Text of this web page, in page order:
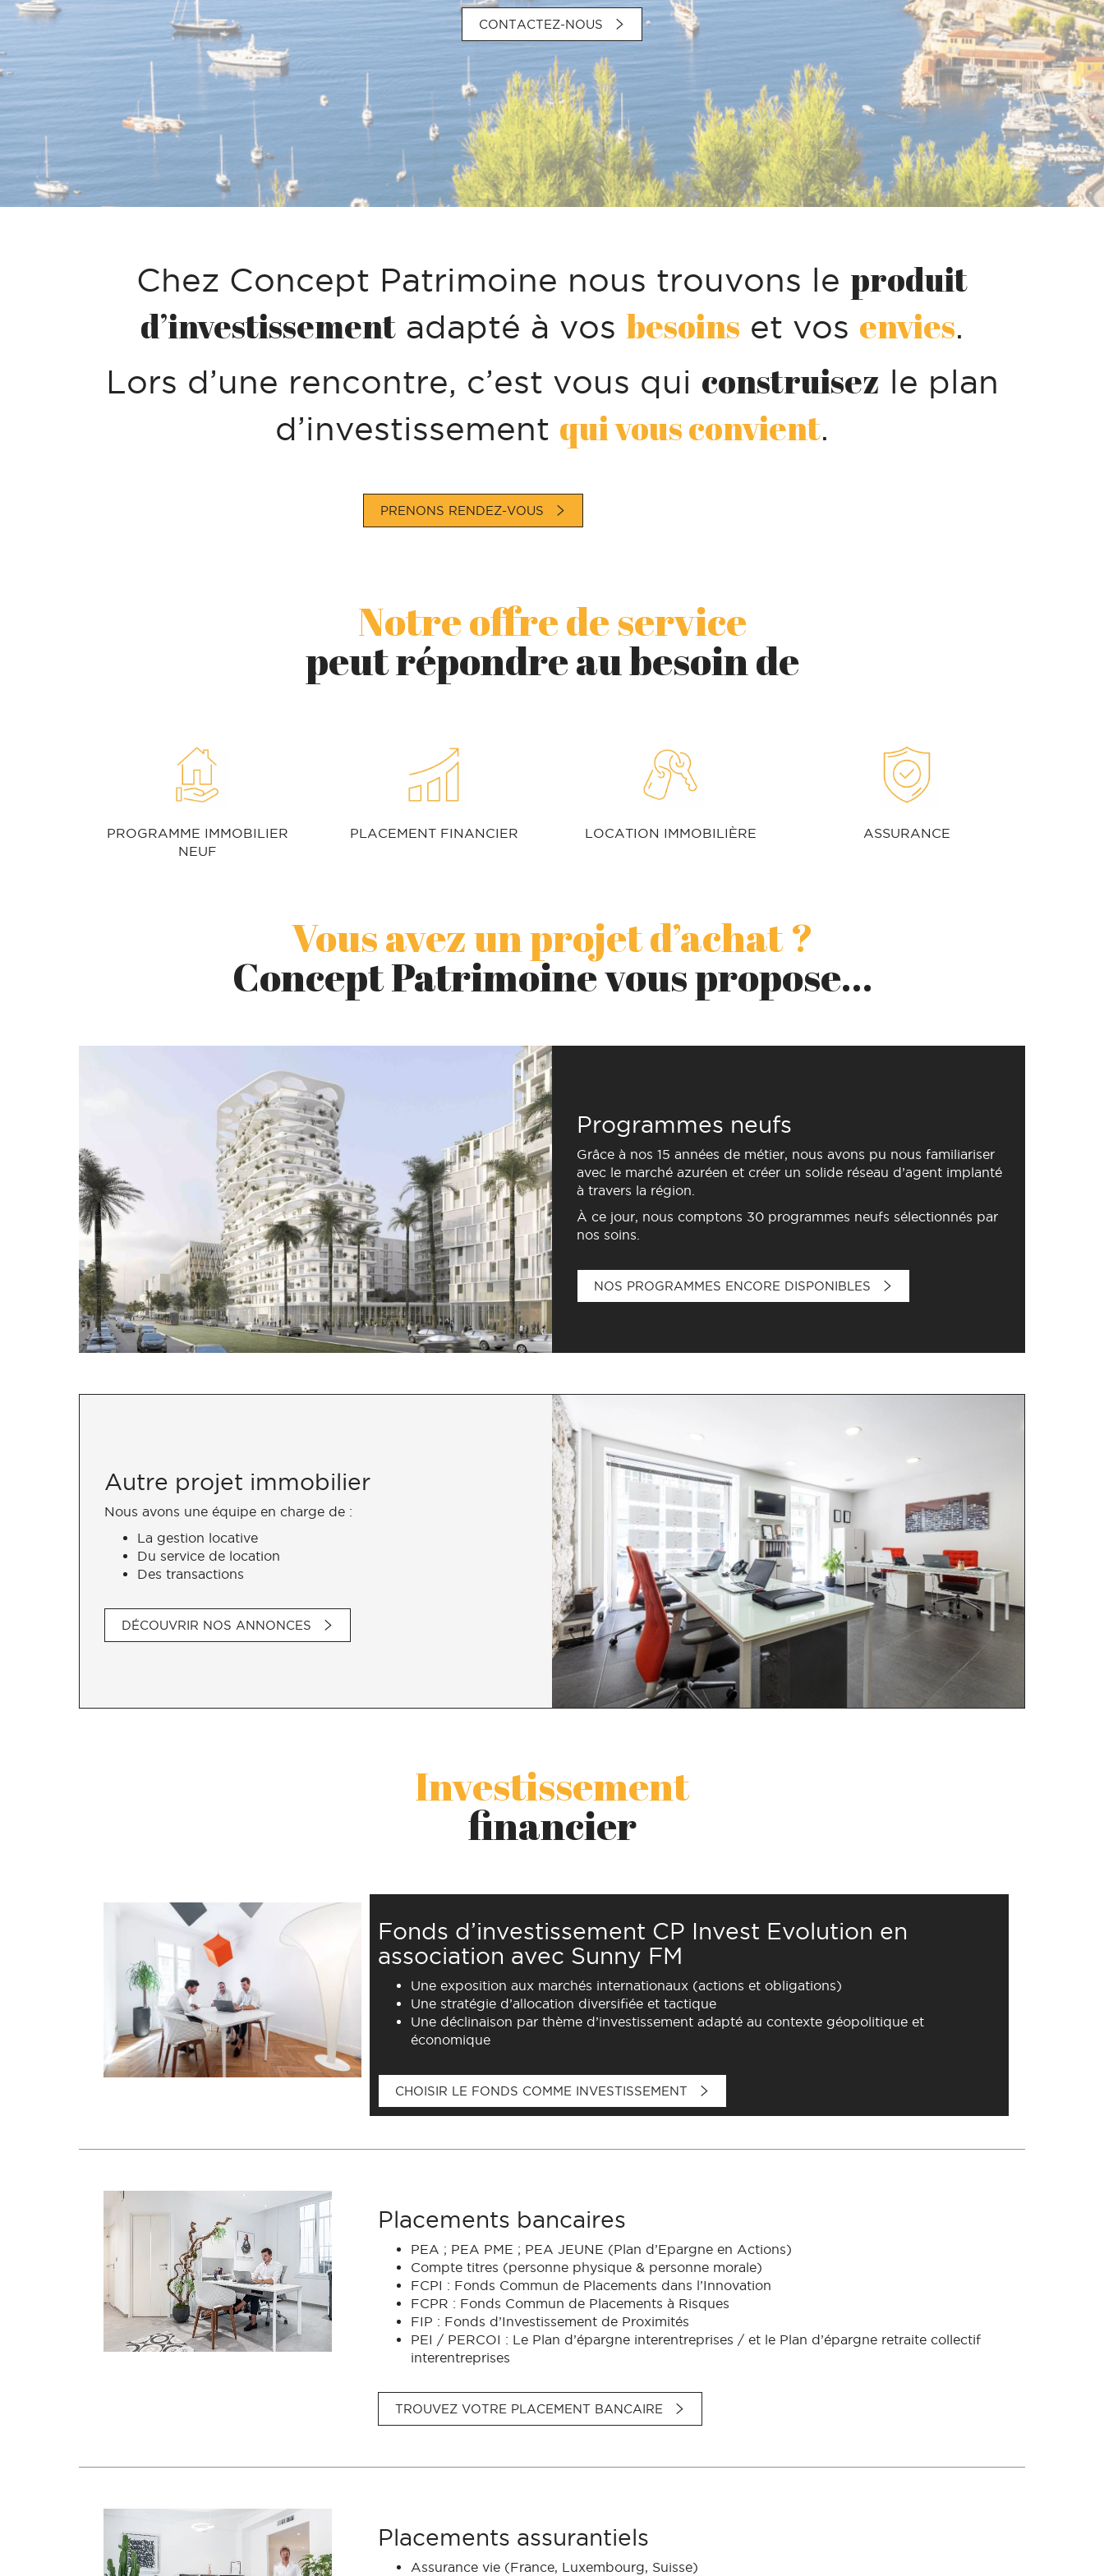
CONTACTEZ-NOUS
Chez Concept Patrimoine nous trouvons le produit
d’investissement adapté à vos besoins et vos envies.
Lors d’une rencontre, c’est vous qui construisez le plan
d’investissement qui vous convient.
PRENONS RENDEZ-VOUS
Notre offre de service
peut répondre au besoin de
PROGRAMME IMMOBILIER
NEUF
PLACEMENT FINANCIER LOCATION IMMOBILIÈRE ASSURANCE
Vous avez un projet d’achat ?
Concept Patrimoine vous propose…
Programmes neufs
Grâce à nos 15 années de métier, nous avons pu nous familiariser
avec le marché azuréen et créer un solide réseau d’agent implanté
à travers la région.
À ce jour, nous comptons 30 programmes neufs sélectionnés par
nos soins.
NOS PROGRAMMES ENCORE DISPONIBLES
Autre projet immobilier
Nous avons une équipe en charge de :
La gestion locative
Du service de location
Des transactions
DÉCOUVRIR NOS ANNONCES
Investissement
financier
Fonds d’investissement CP Invest Evolution en
association avec Sunny FM
Une exposition aux marchés internationaux (actions et obligations)
Une stratégie d’allocation diversifiée et tactique
Une déclinaison par thème d’investissement adapté au contexte géopolitique et
économique
CHOISIR LE FONDS COMME INVESTISSEMENT
Placements bancaires
PEA ; PEA PME ; PEA JEUNE (Plan d’Epargne en Actions)
Compte titres (personne physique & personne morale)
FCPI : Fonds Commun de Placements dans l’Innovation
FCPR : Fonds Commun de Placements à Risques
FIP : Fonds d’Investissement de Proximités
PEI / PERCOI : Le Plan d’épargne interentreprises / et le Plan d’épargne retraite collectif
interentreprises
TROUVEZ VOTRE PLACEMENT BANCAIRE
Placements assurantiels
Assurance vie (France, Luxembourg, Suisse)